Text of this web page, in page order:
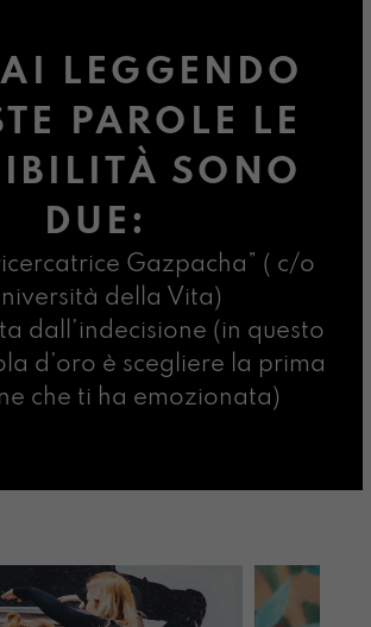
LEGGENDO
PAROLE LE
SONO
DUE:
Gazpacha” ( c/o
della Vita)
dall’indecisione (in questo
d’oro è scegliere la prima
che ti ha emozionata)